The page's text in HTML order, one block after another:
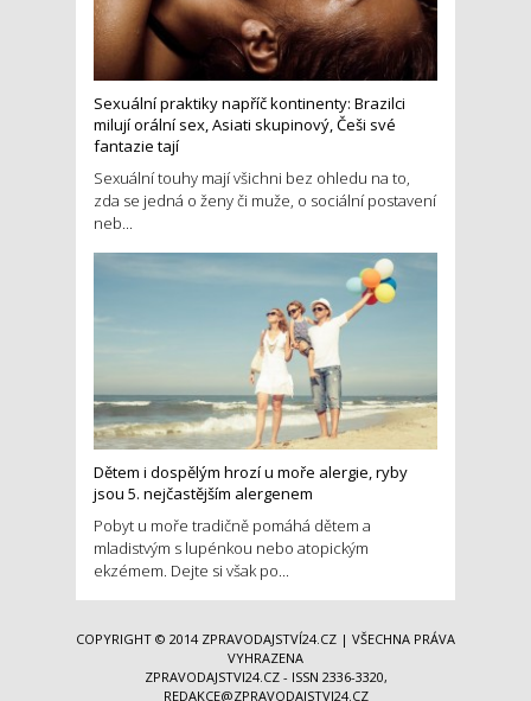
Sexuální praktiky napříč kontinenty: Brazilci
milují orální sex, Asiati skupinový, Češi své
fantazie tají
Sexuální touhy mají všichni bez ohledu na to,
zda se jedná o ženy či muže, o sociální postavení
neb...
Dětem i dospělým hrozí u moře alergie, ryby
jsou 5. nejčastějším alergenem
Pobyt u moře tradičně pomáhá dětem a
mladistvým s lupénkou nebo atopickým
ekzémem. Dejte si však po...
COPYRIGHT © 2014 ZPRAVODAJSTVÍ24.CZ | VŠECHNA PRÁVA
VYHRAZENA
ZPRAVODAJSTVI24.CZ - ISSN 2336-3320,
REDAKCE@ZPRAVODAJSTVI24.CZ